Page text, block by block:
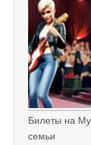
Билеты на
семьи